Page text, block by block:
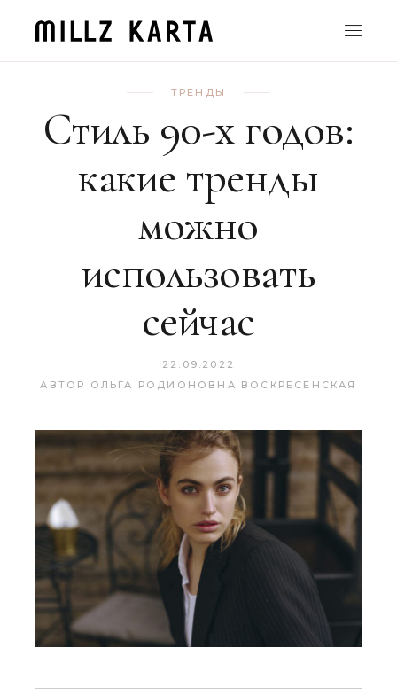
ТРЕНДЫ
Стиль 90-х годов:
какие тренды
можно
использовать
сейчас
22.09.2022
АВТОР
ОЛЬГА РОДИОНОВНА ВОСКРЕСЕНСКАЯ